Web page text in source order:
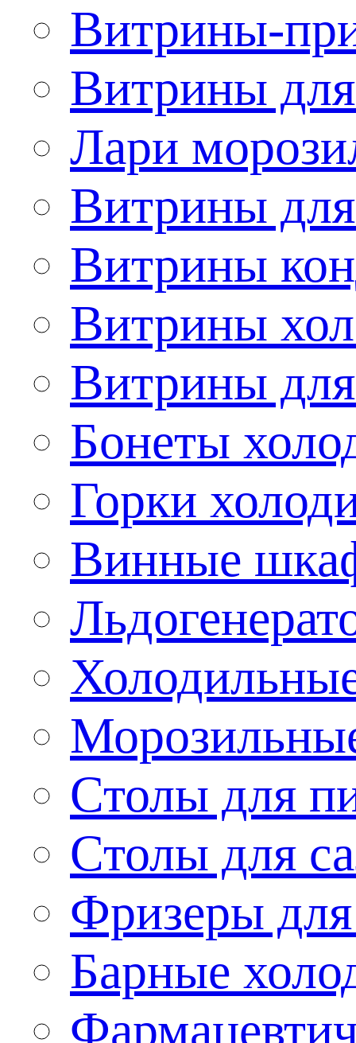
Витрины-
Витрины
Лари
Витрины
Витрины
Витрины
Витрины
Бонеты
Горки
Винные
Столы для
Столы для
Фризеры
Барные